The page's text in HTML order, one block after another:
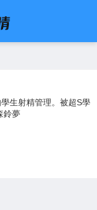
本語
生射精管理。被超S學
鈴夢